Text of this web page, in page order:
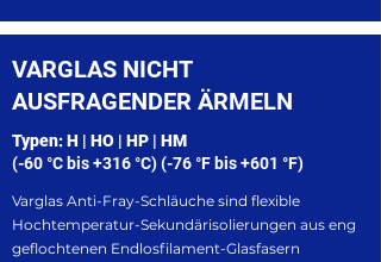
VARGLAS NICHT
AUSFRAGENDER ÄRMELN
Typen: H | HO | HP | HM
(-60 °C bis +316 °C) (-76 °F bis +601 °F)
Varglas Anti-Fray-Schläuche sind flexible
Hochtemperatur-Sekundärisolierungen aus eng
geflochtenen Endlosfilament-Glasfasern